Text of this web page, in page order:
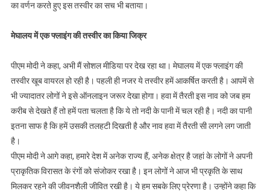
का वर्णन करते हुए इस तस्वीर का सच भी बताया।
मेघालय में एक फ्लाइंग की तस्वीर का किया जिक्र
पीएम मोदी ने कहा, अभी मैं सोशल मीडिया पर देख रहा था। मेघालय में एक फ्लाइंग की
तस्वीर खूब वायरल हो रही है। पहली ही नजर ये तस्वीर हमें आकर्षित करती है। आपमें से
भी ज्यादातर लोगों ने इसे ऑनलाइन जरूर देखा होगा। हवा में तैरती इस नाव को जब हम
करीब से देखते हैं तो हमें पता चलता है कि ये तो नदी के पानी में चल रही है। नदी का पानी
इतना साफ है कि हमें उसकी तलहटी दिखती है और नाव हवा में तैरती सी लगने लग जाती
है।
पीएम मोदी ने आगे कहा, हमारे देश में अनेक राज्य हैं, अनेक क्षेत्र है जहां के लोगों ने अपनी
प्राकृतिक विरासत के रंगों को संजोकर रखा है। इन लोगों ने आज भी प्रकृति के साथ
मिलकर रहने की जीवनशैली जीवित रखी है। ये हम सबके लिए प्रेरणा है। उन्होंने कहा कि